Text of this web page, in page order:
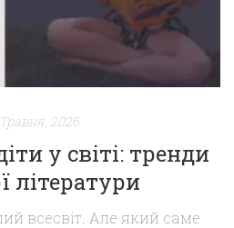
2026
у світі: тренди
літератури
всесвіт. Але який саме